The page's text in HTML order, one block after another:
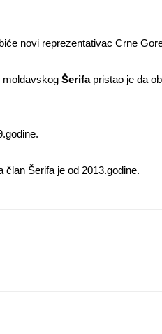
biće novi reprezentativac Crne
moldavskog Šerifapristao je da
član Šerifa je od 2013.godine.